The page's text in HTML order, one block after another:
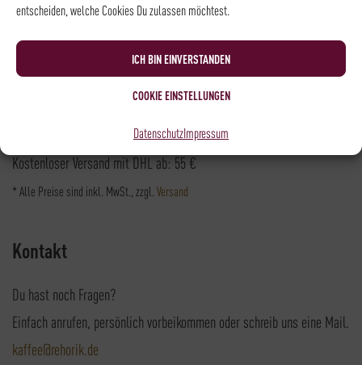
entscheiden, welche Cookies Du zulassen möchtest.
ICH BIN EINVERSTANDEN
COOKIE EINSTELLUNGEN
DatenschutzImpressum
Versandpartner
Versandkosten DHL: 6,5 €
Kostenloser Versand mit DHL ab: 55 €
* Alle Preise sind inkl. MwSt., zzgl. Versand
Kontakt
Du hast noch Fragen?
Einfach anrufen, persönlich vorbeikommen oder schreib uns eine Mail.
kaffee@rehorik.de